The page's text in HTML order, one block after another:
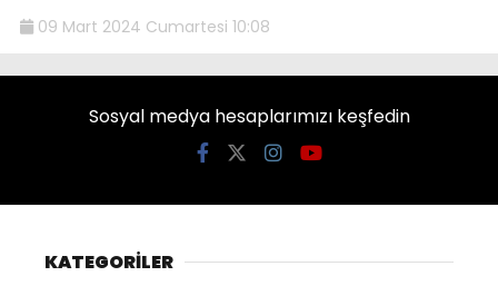
09 Mart 2024 Cumartesi 10:08
Sosyal medya hesaplarımızı keşfedin
KATEGORİLER